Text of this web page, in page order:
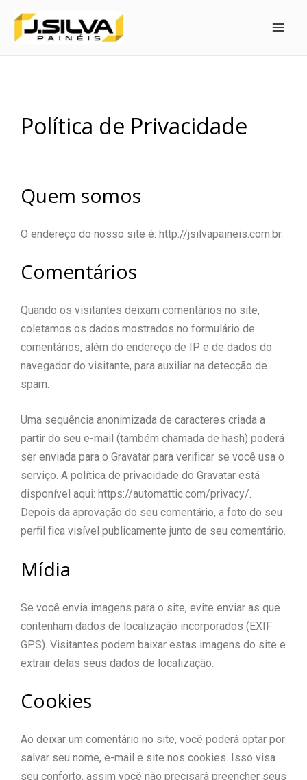
Política de Privacidade
Quem somos
O endereço do nosso site é: http://jsilvapaineis.com.br.
Comentários
Quando os visitantes deixam comentários no site,
coletamos os dados mostrados no formulário de
comentários, além do endereço de IP e de dados do
navegador do visitante, para auxiliar na detecção de
spam.
Uma sequência anonimizada de caracteres criada a
partir do seu e-mail (também chamada de hash) poderá
ser enviada para o Gravatar para verificar se você usa o
serviço. A política de privacidade do Gravatar está
disponível aqui: https://automattic.com/privacy/.
Depois da aprovação do seu comentário, a foto do seu
perfil fica visível publicamente junto de seu comentário.
Mídia
Se você envia imagens para o site, evite enviar as que
contenham dados de localização incorporados (EXIF
GPS). Visitantes podem baixar estas imagens do site e
extrair delas seus dados de localização.
Cookies
Ao deixar um comentário no site, você poderá optar por
salvar seu nome, e-mail e site nos cookies. Isso visa
seu conforto, assim você não precisará preencher seus